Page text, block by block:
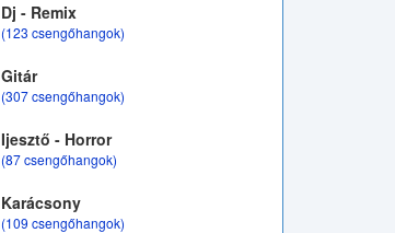
Dj - Remix
(123 csengőhangok)
Gitár
(307 csengőhangok)
Ijesztő - Horror
(87 csengőhangok)
Karácsony
(109 csengőhangok)